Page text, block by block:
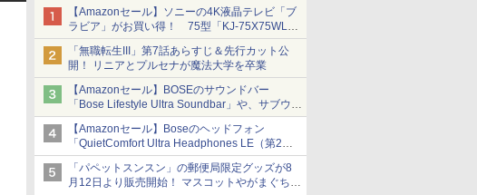
【Amazonセール】ソニーの4K液晶テレビ「ブ
ラビア」がお買い得！ 75型「KJ-75X75WL」
などラインナップ
「無職転生III」第7話あらすじ＆先行カット公
開！ リニアとプルセナが魔法大学を卒業
【Amazonセール】BOSEのサウンドバー
「Bose Lifestyle Ultra Soundbar」や、サブウー
ファー「Bose Lifestyle Ultra Subwoofer」など
お買い得！
【Amazonセール】Boseのヘッドフォン
「QuietComfort Ultra Headphones LE（第2世
代）」などお買い得価格で登場
イマーシブオーディオで臨場感ある音楽体験が
楽しめる
「パペットスンスン」の郵便局限定グッズが8
月12日より販売開始！ マスコットやがまぐち、